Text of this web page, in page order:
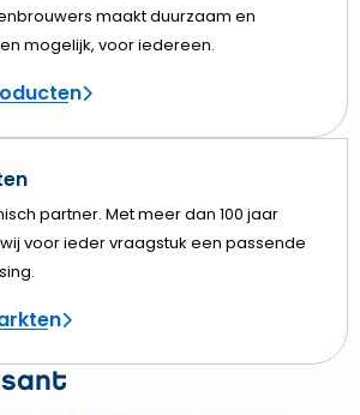
maakt duurzaam en
mogelijk, voor iedereen.
partner. Met meer dan 100 jaar
voor ieder vraagstuk een passende